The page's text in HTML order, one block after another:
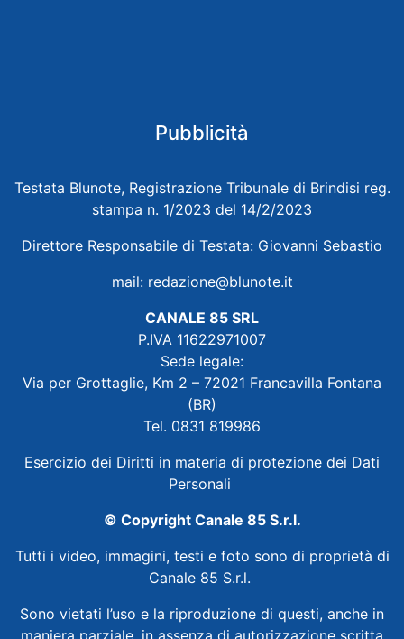
Pubblicità
Testata Blunote, Registrazione Tribunale di Brindisi reg.
stampa n. 1/2023 del 14/2/2023
Direttore Responsabile di Testata: Giovanni Sebastio
mail: redazione@blunote.it
CANALE 85 SRL
P.IVA 11622971007
Sede legale:
Via per Grottaglie, Km 2 – 72021 Francavilla Fontana
(BR)
Tel. 0831 819986
Esercizio dei Diritti in materia di protezione dei Dati
Personali
© Copyright Canale 85 S.r.l.
Tutti i video, immagini, testi e foto sono di proprietà di
Canale 85 S.r.l.
Sono vietati l’uso e la riproduzione di questi, anche in
maniera parziale, in assenza di autorizzazione scritta